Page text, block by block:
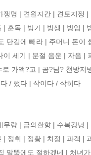
쟁명 | 견원지간 | 견토지
| 훈독 | 방기 | 방생 | 방임 |
단김에 빼라 | 주머니 돈이
이 세기 | 분절 음운 | 자음
가액?고 | 곰?님? 쳔방
/ 뺐다 | 삭이다 / 삭히다
무량 | 금의환향 | 수복강
| 정취 | 정황 | 치정 | 과객 |
말뚝에도 절하겠네 | 처녀